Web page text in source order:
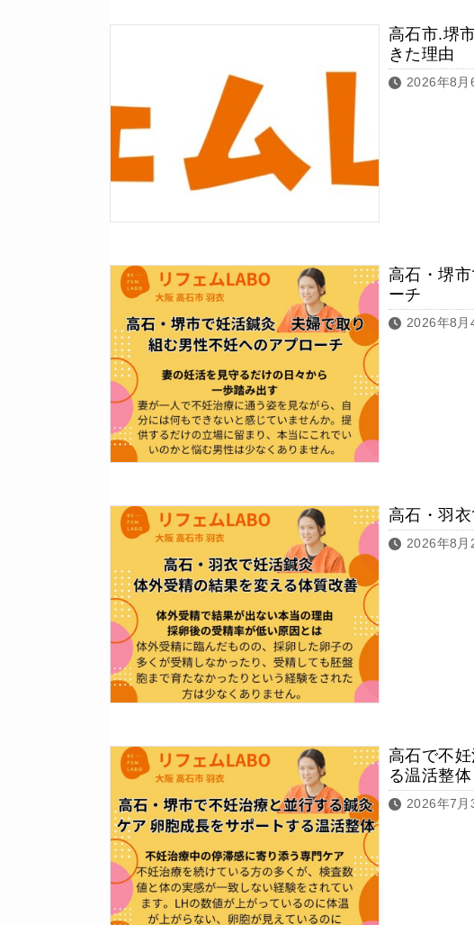
高石市.堺
きた理由
2026年8月
高石・堺
ーチ
2026年8月
高石・羽
2026年8月
高石で不
る温活整体
2026年7月